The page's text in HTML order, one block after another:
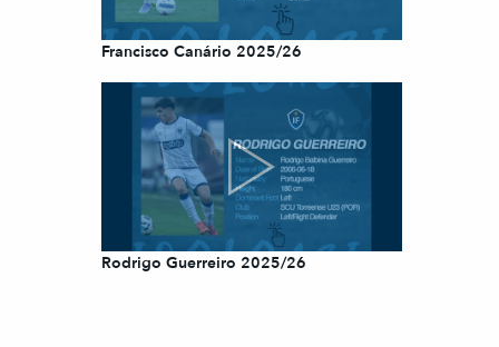
Francisco Canário 2025/26
Rodrigo Guerreiro 2025/26